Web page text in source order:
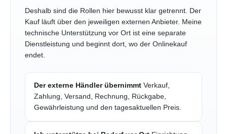
Deshalb sind die Rollen hier bewusst klar getrennt. Der
Kauf läuft über den jeweiligen externen Anbieter. Meine
technische Unterstützung vor Ort ist eine separate
Dienstleistung und beginnt dort, wo der Onlinekauf
endet.
Der externe Händler übernimmt Verkauf,
Zahlung, Versand, Rechnung, Rückgabe,
Gewährleistung und den tagesaktuellen Preis.